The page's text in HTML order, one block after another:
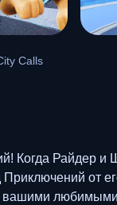
Calls
Когда Райдер и
от
вашими